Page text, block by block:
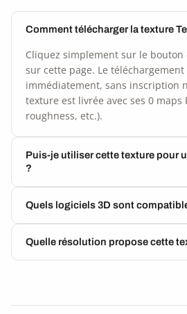
Comment télécharger la texture
Cliquez simplement sur le bouton
sur cette page. Le
immédiatement, sans inscription
texture est livrée avec ses 0 maps
roughness, etc.).
Puis-je utiliser cette texture pour
?
Quels logiciels 3D sont
Quelle résolution propose cette